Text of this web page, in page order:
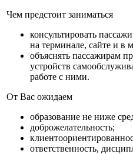
Чем предстоит заниматься
консультировать
на терминале, сайте и
объяснять пассажирам
устройств
работе с ними.
От Вас ожидаем
образование не ниже
доброжелательность;
ответственность,